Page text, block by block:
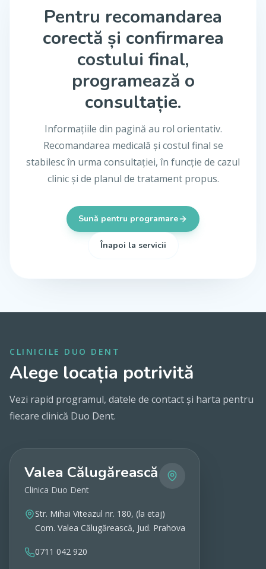
Pentru recomandarea
corectă și confirmarea
costului final,
programează o
consultație.
Informațiile din pagină au rol orientativ.
Recomandarea medicală și costul final se
stabilesc în urma consultației, în funcție de cazul
clinic și de planul de tratament propus.
Sună pentru programare
Înapoi la servicii
CLINICILE DUO DENT
Alege locația potrivită
Vezi rapid programul, datele de contact și harta pentru
fiecare clinică Duo Dent.
Valea Călugărească
Clinica Duo Dent
Str. Mihai Viteazul nr. 180, (la etaj)
Com. Valea Călugărească, Jud. Prahova
0711 042 920